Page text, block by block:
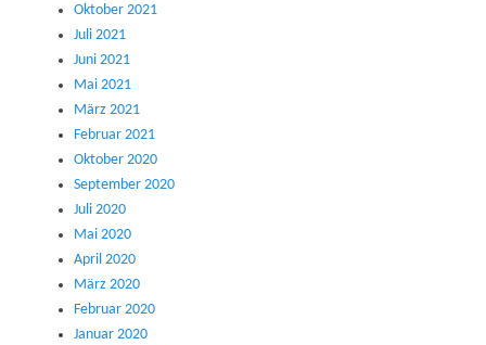
Oktober 2021
Juli 2021
Juni 2021
Mai 2021
März 2021
Februar 2021
Oktober 2020
September 2020
Juli 2020
Mai 2020
April 2020
März 2020
Februar 2020
Januar 2020